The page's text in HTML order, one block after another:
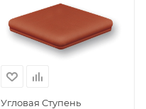
Угловая Ступень